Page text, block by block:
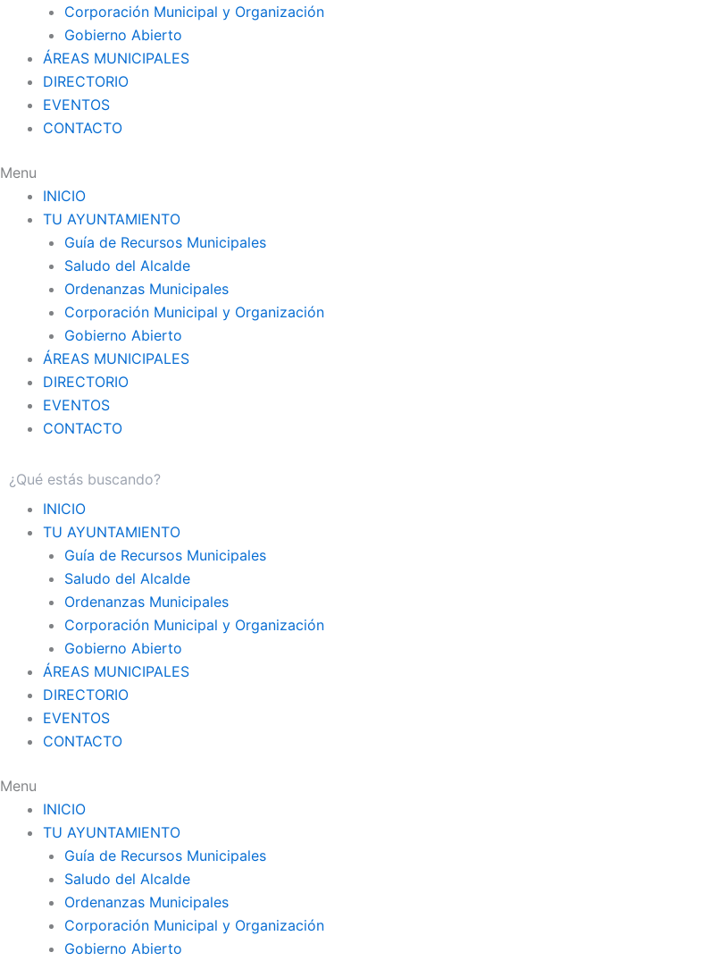
Corporación Municipal y Organización
Gobierno Abierto
ÁREAS MUNICIPALES
DIRECTORIO
EVENTOS
CONTACTO
Menu
INICIO
TU AYUNTAMIENTO
Guía de Recursos Municipales
Saludo del Alcalde
Ordenanzas Municipales
Corporación Municipal y Organización
Gobierno Abierto
ÁREAS MUNICIPALES
DIRECTORIO
EVENTOS
CONTACTO
INICIO
TU AYUNTAMIENTO
Guía de Recursos Municipales
Saludo del Alcalde
Ordenanzas Municipales
Corporación Municipal y Organización
Gobierno Abierto
ÁREAS MUNICIPALES
DIRECTORIO
EVENTOS
CONTACTO
Menu
INICIO
TU AYUNTAMIENTO
Guía de Recursos Municipales
Saludo del Alcalde
Ordenanzas Municipales
Corporación Municipal y Organización
Gobierno Abierto